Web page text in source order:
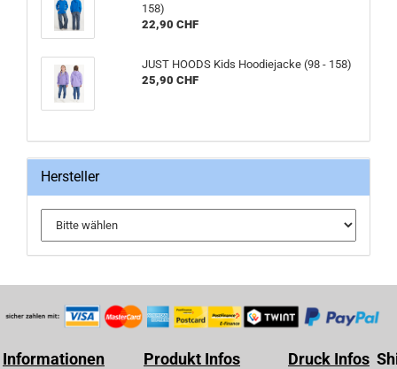
158)
22,90 CHF
JUST HOODS Kids Hoodiejacke (98 - 158)
25,90 CHF
Hersteller
Informationen Produkt Infos Druck Infos